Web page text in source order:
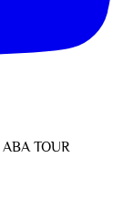
ABA TOUR